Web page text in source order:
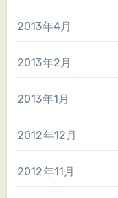
2013年4月
2013年2月
2013年1月
2012年12月
2012年11月